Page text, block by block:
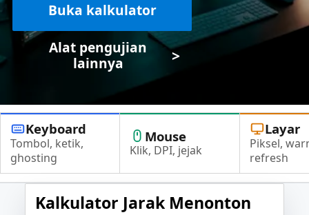
Buka kalkulator
Alat pengujian
lainnya
>
Keyboard
Tombol, ketik,
ghosting
Mouse
Klik, DPI, jejak
Layar
Piksel,
refresh
Kalkulator Jarak Menonton